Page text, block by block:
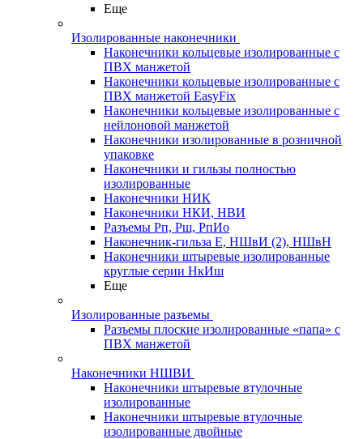
Еще
Изолированные наконечники
Наконечники кольцевые изолированные с
ПВХ манжетой
Наконечники кольцевые изолированные с
ПВХ манжетой EasyFix
Наконечники кольцевые изолированные с
нейлоновой манжетой
Наконечники изолированные в розничной
упаковке
Наконечники и гильзы полностью
изолированные
Наконечники НИК
Наконечники НКИ, НВИ
Разъемы Рп, Рш, РпИо
Наконечник-гильза Е, НШвИ (2), НШвН
Наконечники штыревые изолированные
круглые серии НкИш
Еще
Изолированные разъемы
Разъемы плоские изолированные «папа» с
ПВХ манжетой
Наконечники НШВИ
Наконечники штыревые втулочные
изолированные
Наконечники штыревые втулочные
изолированные двойные